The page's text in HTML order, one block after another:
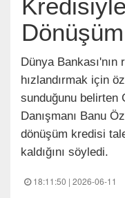
Dönüşüm
Dünya Bankası'nın
hızlandırmak için
sunduğunu belirten
Danışmanı Banu
dönüşüm kredisi
kaldığını söyledi.
18:11:50 | 2026-06-11